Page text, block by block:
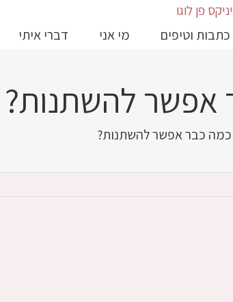
כתבות וטיפים מי אני דברי איתי
אפשר להשתנות?
כמה כבר אפשר להשתנות?